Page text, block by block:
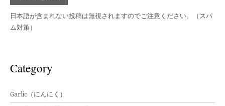
日本語が含まれない投稿は無視されますのでご注意ください。（スパ
ム対策）
Category
Garlic（にんにく）